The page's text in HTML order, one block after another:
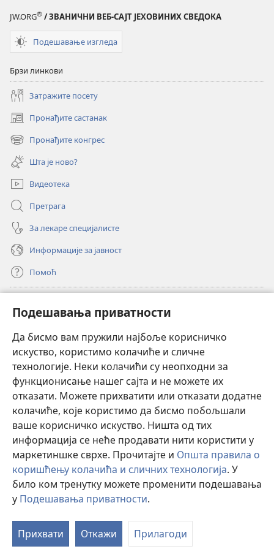
Подешавања приватности
Да бисмо вам пружили најбоље корисничко
искуство, користимо колачиће и сличне
технологије. Неки колачићи су неопходни за
функционисање нашег сајта и не можете их
отказати. Можете прихватити или отказати додатне
колачиће, које користимо да бисмо побољшали
ваше корисничко искуство. Ништа од тих
информација се неће продавати нити користити у
маркетиншке сврхе. Прочитајте и Општа правила о
коришћењу колачића и сличних технологија. У
било ком тренутку можете променити подешавања
у Подешавања приватности.
Прихвати Откажи Прилагоди
над над
JW.ORG® / ЗВАНИЧНИ ВЕБ-САЈТ ЈЕХОВИНИХ СВЕДОКА
Подешавање изгледа
Брзи линкови
Затражите посету
Пронађите састанак
(отвара
нови
прозор)
Пронађите конгрес
(отвара
нови
прозор)
Шта је ново?
Видеотека
Претрага
За лекаре специјалисте
Информације за јавност
Помоћ
(отвара
нови
прозор)ОНЛАЈН БИБЛИОТЕКА Watchtower
(отвара
нови
прозор)JW Hub®
(отвара
нови
прозор)JW Library
Watchtower Library ®
Copyright© 2026 Watch Tower Bible and Tract Society of Pennsylvania.
ПРАВИЛА КОРИШЋЕЊА|ПРИВАТНОСТ
ПРИВАТНОСТИ